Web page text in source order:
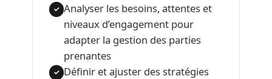
✓ Analyser les besoins, attentes et
niveaux d’engagement pour
adapter la gestion des parties
prenantes
✓ Définir et ajuster des stratégies